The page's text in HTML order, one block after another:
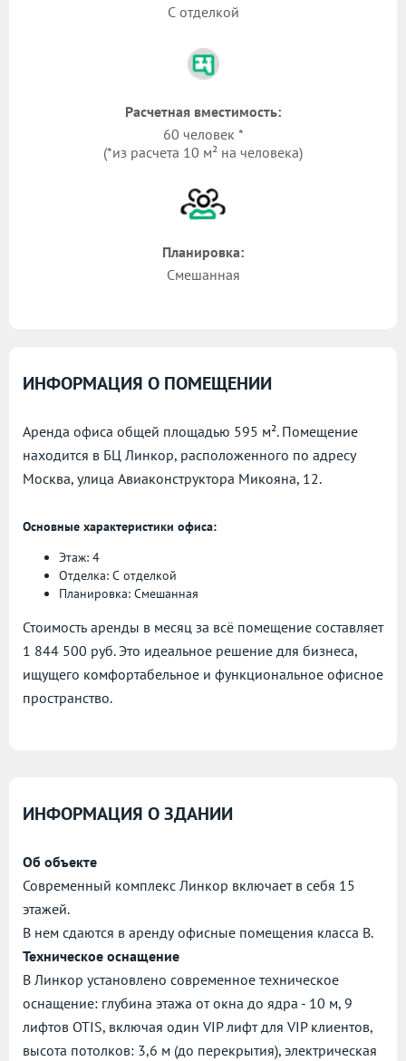
С отделкой
Расчетная вместимость:
60 человек *
(*из расчета 10 м² на человека)
Планировка:
Смешанная
ИНФОРМАЦИЯ О ПОМЕЩЕНИИ
Аренда офиса общей площадью 595 м². Помещение
находится в БЦ Линкор, расположенного по адресу
Москва, улица Авиаконструктора Микояна, 12.
Основные характеристики офиса:
Этаж: 4
Отделка: С отделкой
Планировка: Смешанная
Стоимость аренды в месяц за всё помещение составляет
1 844 500 руб. Это идеальное решение для бизнеса,
ищущего комфортабельное и функциональное офисное
пространство.
ИНФОРМАЦИЯ О ЗДАНИИ
Об объекте
Современный комплекс Линкор включает в себя 15
этажей.
В нем сдаются в аренду офисные помещения класса B.
Техническое оснащение
В Линкор установлено современное техническое
оснащение: глубина этажа от окна до ядра - 10 м, 9
лифтов OTIS, включая один VIP лифт для VIP клиентов,
высота потолков: 3,6 м (до перекрытия), электрическая